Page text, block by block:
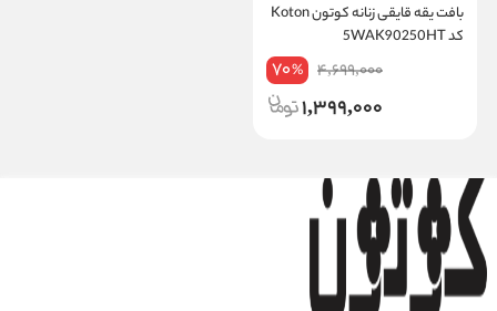
بافت یقه قایقی زنانه کوتون Koton
کد 5WAK90250HT
4,699,000
70%
1,399,000